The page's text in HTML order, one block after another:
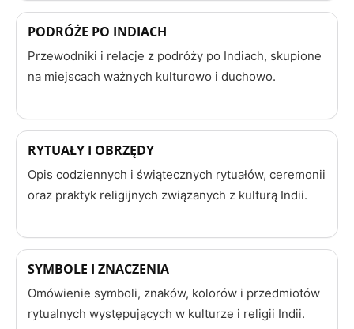
PODRÓŻE PO INDIACH
Przewodniki i relacje z podróży po Indiach, skupione
na miejscach ważnych kulturowo i duchowo.
RYTUAŁY I OBRZĘDY
Opis codziennych i świątecznych rytuałów, ceremonii
oraz praktyk religijnych związanych z kulturą Indii.
SYMBOLE I ZNACZENIA
Omówienie symboli, znaków, kolorów i przedmiotów
rytualnych występujących w kulturze i religii Indii.